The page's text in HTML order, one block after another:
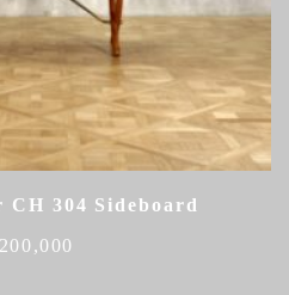
CH 304 Sideboard